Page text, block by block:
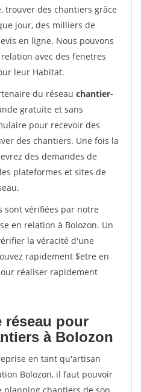
trouver des chantiers grâce
jour, des milliers de
en ligne. Nous pouvons
avec des fenetres
leur Habitat.
du réseau chantier-
gratuite et sans
pour recevoir des
des chantiers. Une fois la
des demandes de
plateformes et sites de
sont vérifiées par notre
en relation à Bolozon. Un
la véracité d'une
rapidement $etre en
réaliser rapidement
réseau pour
à Bolozon
en tant qu'artisan
Bolozon, il faut pouvoir